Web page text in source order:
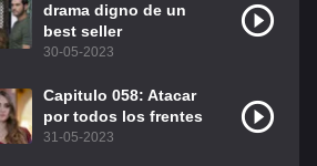
drama digno de un
best seller
30-05-2023
Capitulo 058: Atacar
por todos los frentes
31-05-2023